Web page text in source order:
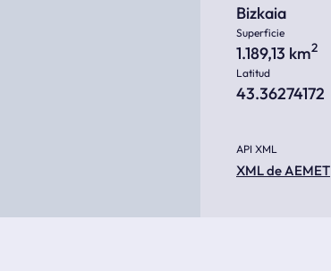
Bizkaia
Superficie
1.189,13 km2
Latitud
43.36274172
API XML
XML de AEMET